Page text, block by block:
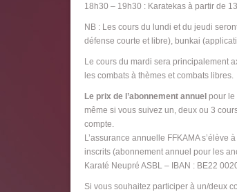
18h30 – 19h30 : Karatekas à partir de
NB : Les cours du lundi et du jeudi
défense courte et libre), bunkai
Le cours du mardi sera principalement
les combats à thèmes et combats libres.
Le prix de l’abonnement annuel pour le
même si vous suivez un, deux ou 3
compte.
L’assurance annuelle FFKAMA s’élève
inscrits (abonnement annuel pour les
Karaté Neupré ASBL – IBAN : BE22
Si vous souhaitez participer à un/deux